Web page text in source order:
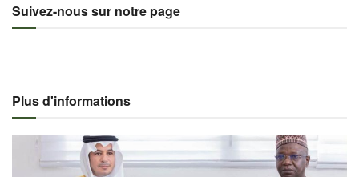
Suivez-nous sur notre page
Plus d'informations